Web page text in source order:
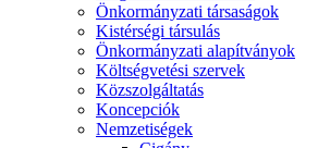
Önkormányzati társaságok
Kistérségi társulás
Önkormányzati alapítványok
Költségvetési szervek
Közszolgáltatás
Koncepciók
Nemzetiségek